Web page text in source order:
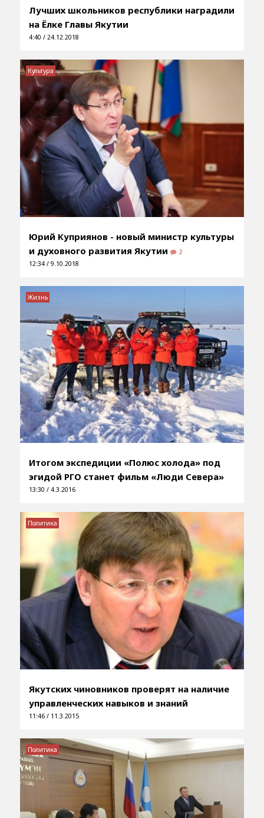
Лучших школьников республики наградили
на Ёлке Главы Якутии
4:40 / 24.12.2018
Юрий Куприянов - новый министр культуры
и духовного развития Якутии
2
12:34 / 9.10.2018
Культура
Итогом экспедиции «Полюс холода» под
эгидой РГО станет фильм «Люди Севера»
13:30 / 4.3.2016
Жизнь
Якутских чиновников проверят на наличие
управленческих навыков и знаний
11:46 / 11.3.2015
Политика
Политика